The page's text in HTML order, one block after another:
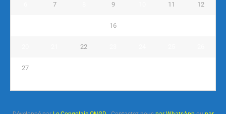
7 9 11 12
16
22
27